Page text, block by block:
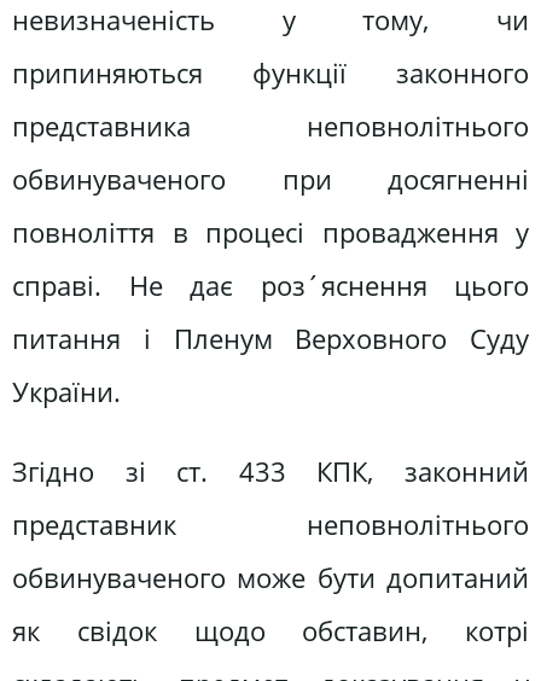
невизначеність у тому, чи
припиняються функції законного
представника неповнолітнього
обвинуваченого при досягненні
повноліття в процесі провадження у
справі. Не дає роз´яснення цього
питання і Пленум Верховного Суду
України.
Згідно зі ст. 433 КПК, законний
представник неповнолітнього
обвинуваченого може бути допитаний
як свідок щодо обставин, котрі